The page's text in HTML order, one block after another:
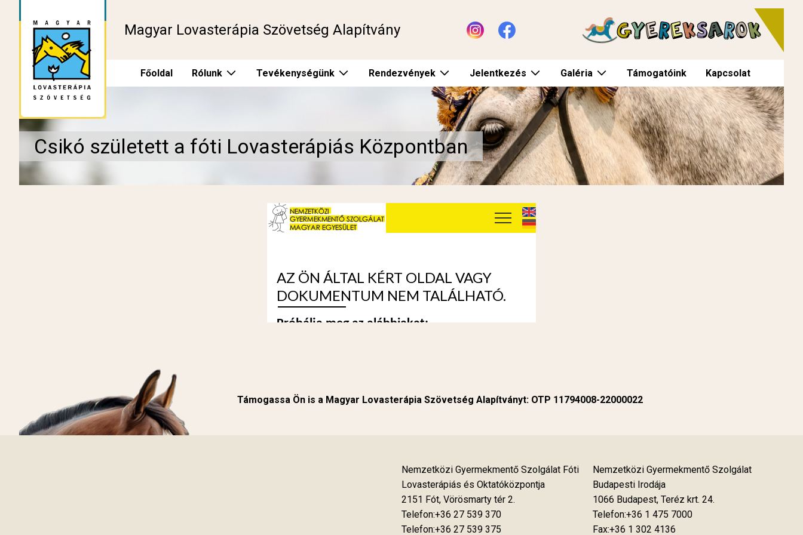
Magyar Lovasterápia Szövetség Alapítvány
Főoldal Rólunk Tevékenységünk Rendezvények Jelentkezés Galéria Támogatóink Kapcsolat
Csikó született a fóti Lovasterápiás Központban
Támogassa Ön is a Magyar Lovasterápia Szövetség Alapítványt: OTP 11794008-22000022
Nemzetközi Gyermekmentő Szolgálat Fóti
Lovasterápiás és Oktatóközpontja
2151 Fót, Vörösmarty tér 2.
Telefon:+36 27 539 370
Telefon:+36 27 539 375
Nemzetközi Gyermekmentő Szolgálat
Budapesti Irodája
1066 Budapest, Teréz krt. 24.
Telefon:+36 1 475 7000
Fax:+36 1 302 4136